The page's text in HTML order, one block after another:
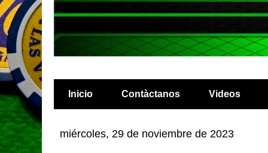
Inicio Contàctanos Videos
miércoles, 29 de noviembre de 2023